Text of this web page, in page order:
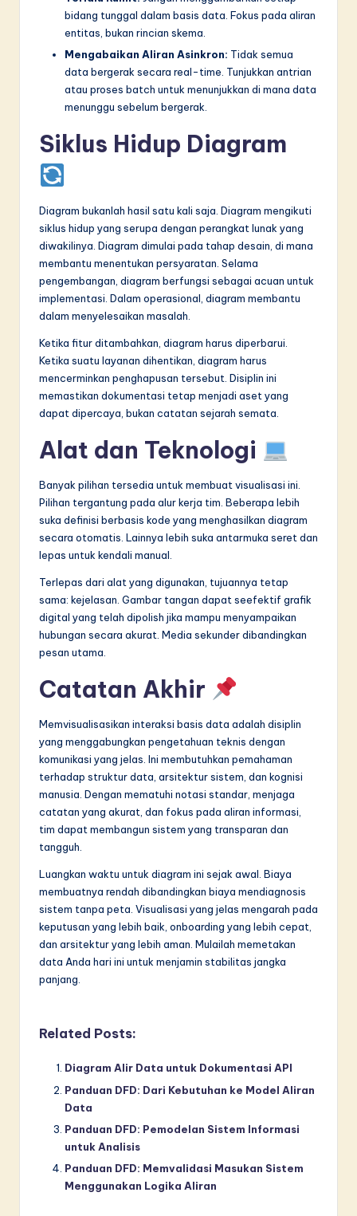
bidang tunggal dalam basis data. Fokus pada aliran
entitas, bukan rincian skema.
Mengabaikan Aliran Asinkron: Tidak semua
data bergerak secara real-time. Tunjukkan antrian
atau proses batch untuk menunjukkan di mana data
menunggu sebelum bergerak.
Siklus Hidup Diagram
Diagram bukanlah hasil satu kali saja. Diagram mengikuti
siklus hidup yang serupa dengan perangkat lunak yang
diwakilinya. Diagram dimulai pada tahap desain, di mana
membantu menentukan persyaratan. Selama
pengembangan, diagram berfungsi sebagai acuan untuk
implementasi. Dalam operasional, diagram membantu
dalam menyelesaikan masalah.
Ketika fitur ditambahkan, diagram harus diperbarui.
Ketika suatu layanan dihentikan, diagram harus
mencerminkan penghapusan tersebut. Disiplin ini
memastikan dokumentasi tetap menjadi aset yang
dapat dipercaya, bukan catatan sejarah semata.
Alat dan Teknologi
Banyak pilihan tersedia untuk membuat visualisasi ini.
Pilihan tergantung pada alur kerja tim. Beberapa lebih
suka definisi berbasis kode yang menghasilkan diagram
secara otomatis. Lainnya lebih suka antarmuka seret dan
lepas untuk kendali manual.
Terlepas dari alat yang digunakan, tujuannya tetap
sama: kejelasan. Gambar tangan dapat seefektif grafik
digital yang telah dipolish jika mampu menyampaikan
hubungan secara akurat. Media sekunder dibandingkan
pesan utama.
Catatan Akhir
Memvisualisasikan interaksi basis data adalah disiplin
yang menggabungkan pengetahuan teknis dengan
komunikasi yang jelas. Ini membutuhkan pemahaman
terhadap struktur data, arsitektur sistem, dan kognisi
manusia. Dengan mematuhi notasi standar, menjaga
catatan yang akurat, dan fokus pada aliran informasi,
tim dapat membangun sistem yang transparan dan
tangguh.
Luangkan waktu untuk diagram ini sejak awal. Biaya
membuatnya rendah dibandingkan biaya mendiagnosis
sistem tanpa peta. Visualisasi yang jelas mengarah pada
keputusan yang lebih baik, onboarding yang lebih cepat,
dan arsitektur yang lebih aman. Mulailah memetakan
data Anda hari ini untuk menjamin stabilitas jangka
panjang.
Related Posts:
Diagram Alir Data untuk Dokumentasi API
Panduan DFD: Dari Kebutuhan ke Model Aliran
Data
Panduan DFD: Pemodelan Sistem Informasi
untuk Analisis
Panduan DFD: Memvalidasi Masukan Sistem
Menggunakan Logika Aliran